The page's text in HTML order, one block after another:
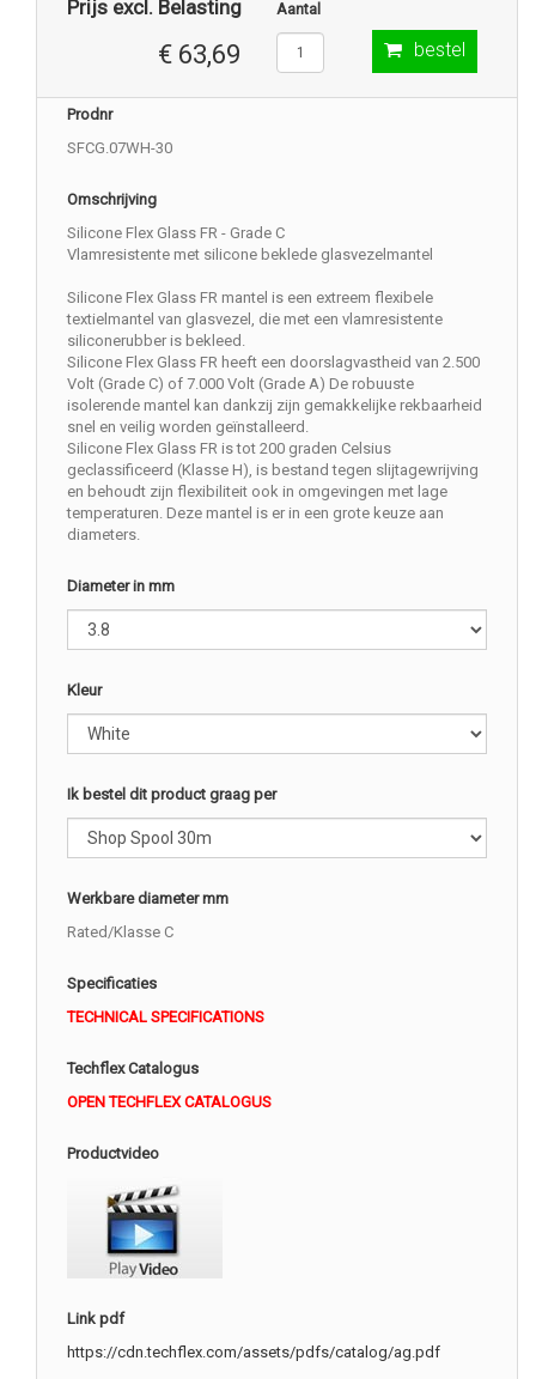
Prijs excl. Belasting
€ 63,69
Aantal
bestel
Prodnr
SFCG.07WH-30
Omschrijving
Silicone Flex Glass FR - Grade C
Vlamresistente met silicone beklede glasvezelmantel
Silicone Flex Glass FR mantel is een extreem flexibele
textielmantel van glasvezel, die met een vlamresistente
siliconerubber is bekleed.
Silicone Flex Glass FR heeft een doorslagvastheid van 2.500
Volt (Grade C) of 7.000 Volt (Grade A) De robuuste
isolerende mantel kan dankzij zijn gemakkelijke rekbaarheid
snel en veilig worden geïnstalleerd.
Silicone Flex Glass FR is tot 200 graden Celsius
geclassificeerd (Klasse H), is bestand tegen slijtagewrijving
en behoudt zijn flexibiliteit ook in omgevingen met lage
temperaturen. Deze mantel is er in een grote keuze aan
diameters.
Diameter in mm
Kleur
Ik bestel dit product graag per
Werkbare diameter mm
Rated/Klasse C
Specificaties
TECHNICAL SPECIFICATIONS
Techflex Catalogus
OPEN TECHFLEX CATALOGUS
Productvideo
Link pdf
https://cdn.techflex.com/assets/pdfs/catalog/ag.pdf